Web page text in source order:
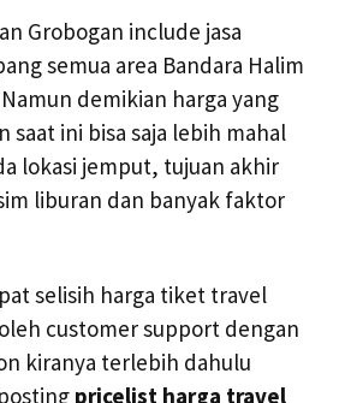
Grobogan include jasa
semua area Bandara Halim
demikian harga yang
saat ini bisa saja lebih mahal
lokasi jemput, tujuan akhir
liburan dan banyak faktor
selisih harga tiket travel
customer support dengan
kiranya terlebih dahulu
pricelist harga travel